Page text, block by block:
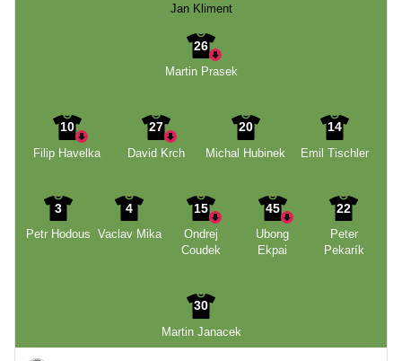
Jan Kliment
26
Martin Prasek
10
Filip Havelka
27
David Krch
20
Michal Hubinek
14
Emil Tischler
3
Petr Hodous
4
Vaclav Mika
15
Ondrej
Coudek
45
Ubong
Ekpai
22
Peter
Pekarík
30
Martin Janacek